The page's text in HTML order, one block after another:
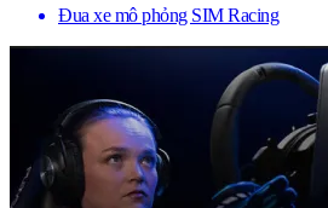
Đua xe mô phỏng SIM Racing